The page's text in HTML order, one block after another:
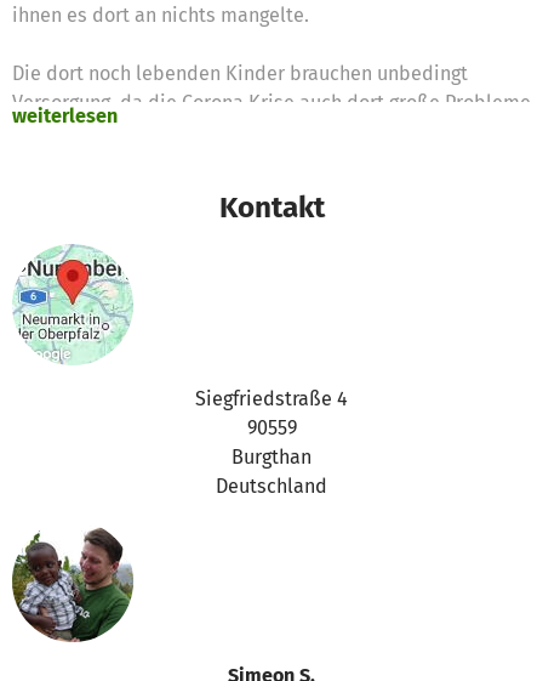
ihnen es dort an nichts mangelte.
Die dort noch lebenden Kinder brauchen unbedingt
Versorgung, da die Corona Krise auch dort große Probleme
weiterlesen
Kontakt
Siegfriedstraße 4
90559
Burgthan
Deutschland
Simeon S.